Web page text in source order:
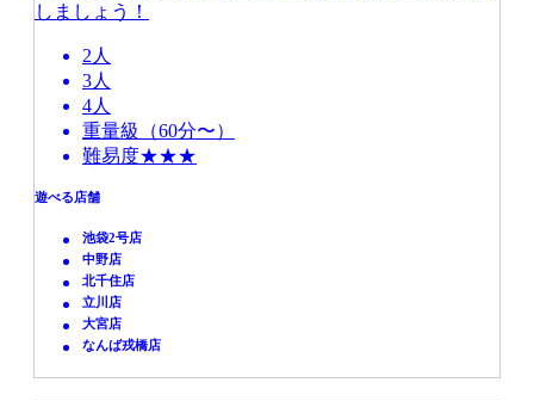
しましょう！
2人
3人
4人
重量級（60分〜）
難易度★★★
遊べる店舗
池袋2号店
中野店
北千住店
立川店
大宮店
なんば戎橋店